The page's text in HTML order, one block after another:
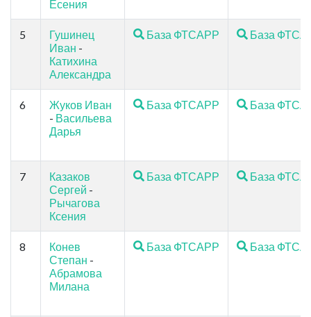
Есения
5
Гушинец
Иван -
Катихина
Александра
База ФТСАРР База
6
Жуков Иван
- Васильева
Дарья
База ФТСАРР База
7
Казаков
Сергей -
Рычагова
Ксения
База ФТСАРР База
8
Конев
Степан -
Абрамова
Милана
База ФТСАРР База